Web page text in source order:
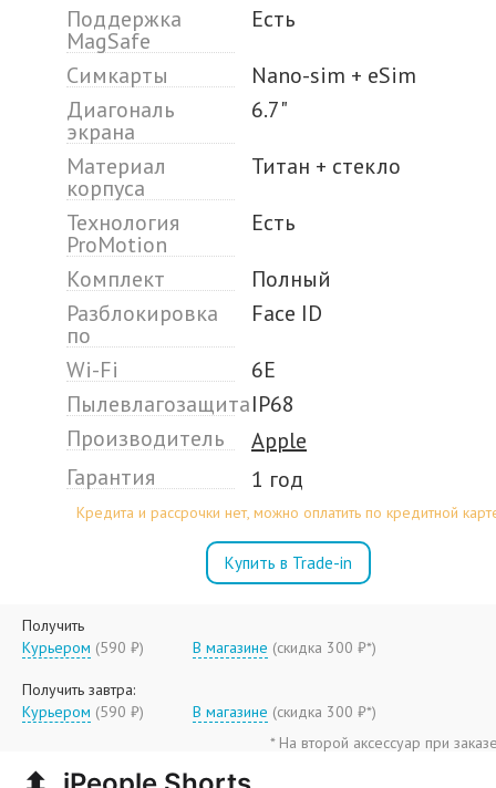
Поддержка
MagSafe
Есть
Симкарты
Nano-sim + eSim
Диагональ
экрана
6.7"
Материал
корпуса
Титан + стекло
Технология
ProMotion
Есть
Комплект
Полный
Разблокировка
по
Face ID
Wi-Fi
6E
ПылевлагозащитаIP68
Производитель
Apple
Гарантия
1 год
Кредита и рассрочки нет, можно оплатить по кредитной
Купить в Trade-in
Получить
Курьером (590 ₽) В магазине (скидка 300 ₽*)
Получить завтра:
Курьером (590 ₽) В магазине (скидка 300 ₽*)
* На второй аксессуар при